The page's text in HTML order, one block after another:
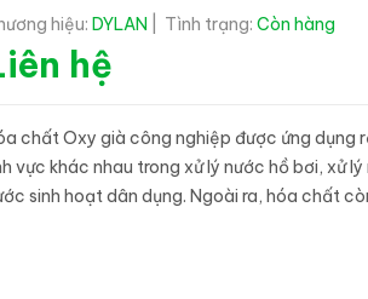
hiệu: DYLAN Tình trạng: Còn hàng
hệ
chất Oxy già công nghiệp được ứng dụng
vực khác nhau trong xử lý nước hồ bơi, xử
sinh hoạt dân dụng. Ngoài ra, hóa chất